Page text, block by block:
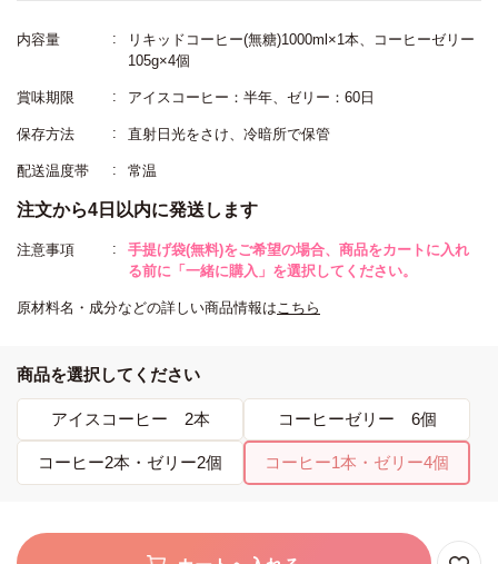
ーゼリーは甘さ控えめでひんやりプルンとした口当たり。すっきりした
内容量
リキッドコーヒー(無糖)1000ml×1本、コーヒーゼリー
105g×4個
賞味期限 アイスコーヒー：半年、ゼリー：60日
保存方法 直射日光をさけ、冷暗所で保管
配送温度帯 常温
注文から4日以内に発送します
注意事項
手提げ袋(無料)をご希望の場合、商品をカートに入れ
る前に「一緒に購入」を選択してください。
原材料名・成分などの詳しい商品情報はこちら
商品を選択してください
アイスコーヒー 2本 コーヒーゼリー 6個
コーヒー2本・ゼリー2個 コーヒー1本・ゼリー4個